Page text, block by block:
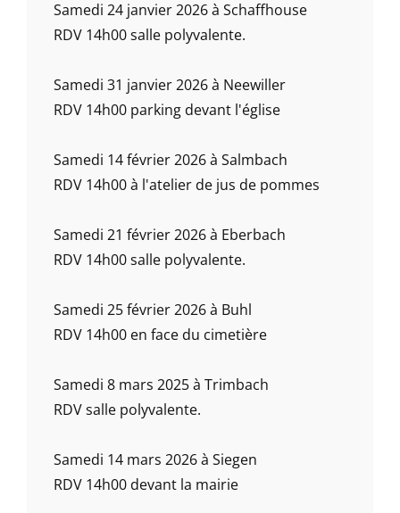
Samedi 24 janvier 2026 à Schaffhouse
RDV 14h00 salle polyvalente.
Samedi 31 janvier 2026 à Neewiller
RDV 14h00 parking devant l'église
Samedi 14 février 2026 à Salmbach
RDV 14h00 à l'atelier de jus de pommes
Samedi 21 février 2026 à Eberbach
RDV 14h00 salle polyvalente.
Samedi 25 février 2026 à Buhl
RDV 14h00 en face du cimetière
Samedi 8 mars 2025 à Trimbach
RDV salle polyvalente.
Samedi 14 mars 2026 à Siegen
RDV 14h00 devant la mairie